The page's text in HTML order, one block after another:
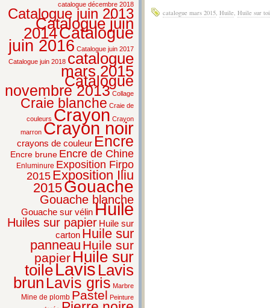
catalogue décembre 2018
Catalogue juin 2013
Catalogue juin
2014Catalogue
juin 2016 Catalogue juin 2017
Catalogue juin 2018 catalogue
mars 2015
Catalogue
novembre 2013 Collage
Craie blanche Craie de
couleurs Crayon Crayon
marron Crayon noir
crayons de couleur Encre
Encre brune Encre de Chine
Enluminure Exposition Firpo
2015 Exposition Iliu
2015Gouache
Gouache blanche
Gouache sur vélinHuile
Huiles sur papier Huile sur
carton Huile sur
panneau Huile sur
papier Huile sur
toileLavis Lavis
brun Lavis gris Marbre
Mine de plomb Pastel Peinture
catalogue mars 2015, Huile, Huile sur